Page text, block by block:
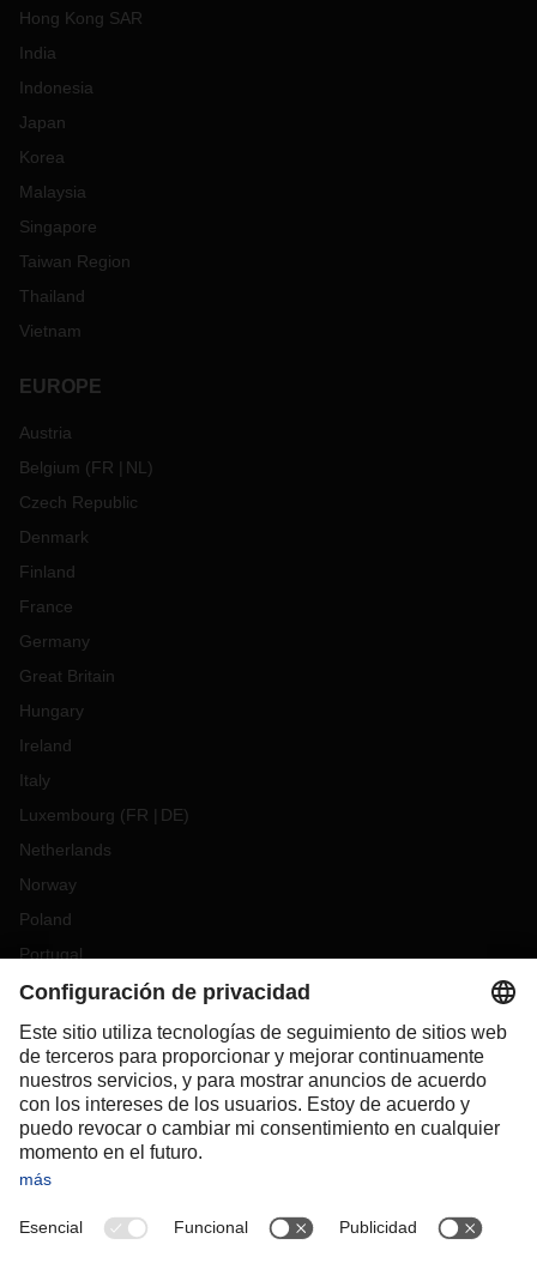
Hong Kong SAR
India
Indonesia
Japan
Korea
Malaysia
Singapore
Taiwan Region
Thailand
Vietnam
EUROPE
Austria
Belgium (FR NL )
Czech Republic
Denmark
Finland
France
Germany
Great Britain
Hungary
Ireland
Italy
Luxembourg (FR DE)
Netherlands
Norway
Poland
Portugal
Romania
Slovakia
Spain
Sweden
Switzerland(DE FR)
Turkey
OCEANIA